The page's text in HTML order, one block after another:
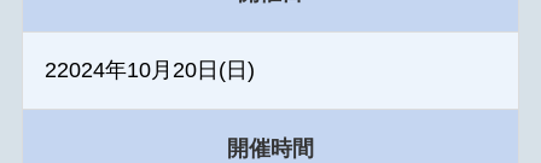
22024年10月20日(日)
開催時間